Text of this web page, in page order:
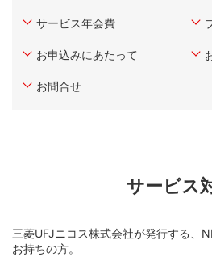
サービス年会費
お申込みにあたって
お問合せ
サービス
三菱UFJニコス株式会社が発行する、
お持ちの方。